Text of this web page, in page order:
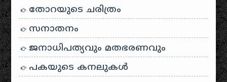
തോറയുടെ ചരിത്രം
സനാതനം
ജനാധിപത്യവും മതഭരണവും
പകയുടെ കനലുകൾ